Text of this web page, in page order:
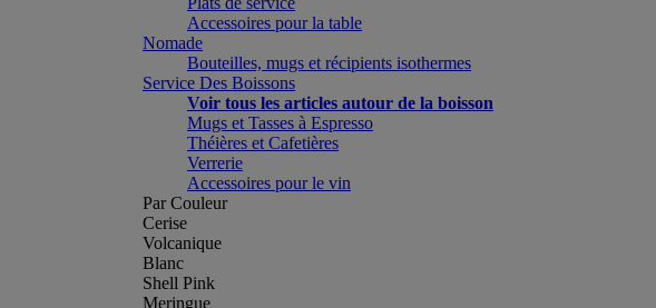
Accessoires pour la table
Nomade
Bouteilles, mugs et récipients isothermes
Service Des Boissons
Voir tous les articles autour de la boisson
Mugs et Tasses à Espresso
Théières et Cafetières
Verrerie
Accessoires pour le vin
Par Couleur
Cerise
Volcanique
Blanc
Shell Pink
Meringue